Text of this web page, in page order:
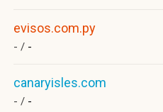
evisos.com.py
- / -
canaryisles.com
- / -